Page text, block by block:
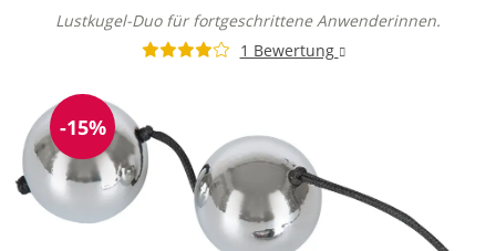
Lustkugel-Duo für fortgeschrittene Anwenderinnen.
1 Bewertung
Reduzierung
-15%